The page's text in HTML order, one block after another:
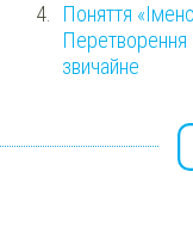
Поняття
Перетворення
звичайне